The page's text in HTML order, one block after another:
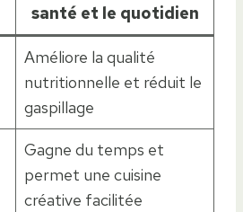
santé et le quotidien
Améliore la qualité
nutritionnelle et réduit le
gaspillage
Gagne du temps et
permet une cuisine
créative facilitée